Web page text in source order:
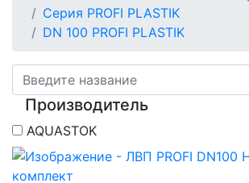
Серия PROFI PLASTIK
DN 100 PROFI PLASTIK
Производитель
AQUASTOK